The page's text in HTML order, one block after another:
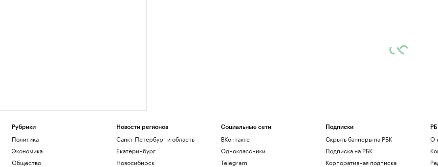
Рубрики
Политика
Экономика
Общество
Новости регионов
Санкт-Петербург и область
Екатеринбург
Новосибирск
Социальные сети
ВКонтакте
Одноклассники
Telegram
Подписки
Скрыть баннеры на РБК
Подписка на РБК
Корпоративная подписка
О